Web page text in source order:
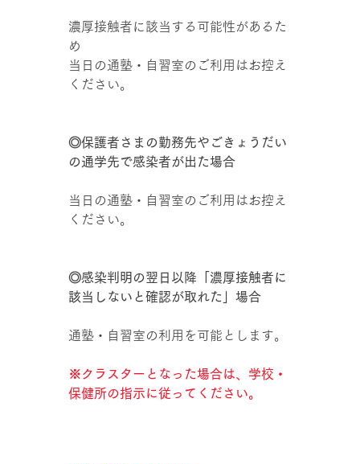
濃厚接触者に該当する可能性があるた
め
当日の通塾・自習室のご利用はお控え
ください。
◎保護者さまの勤務先やごきょうだい
の通学先で感染者が出た場合
当日の通塾・自習室のご利用はお控え
ください。
◎感染判明の翌日以降「濃厚接触者に
該当しないと確認が取れた」場合
通塾・自習室の利用を可能とします。
※クラスターとなった場合は、学校・
保健所の指示に従ってください。